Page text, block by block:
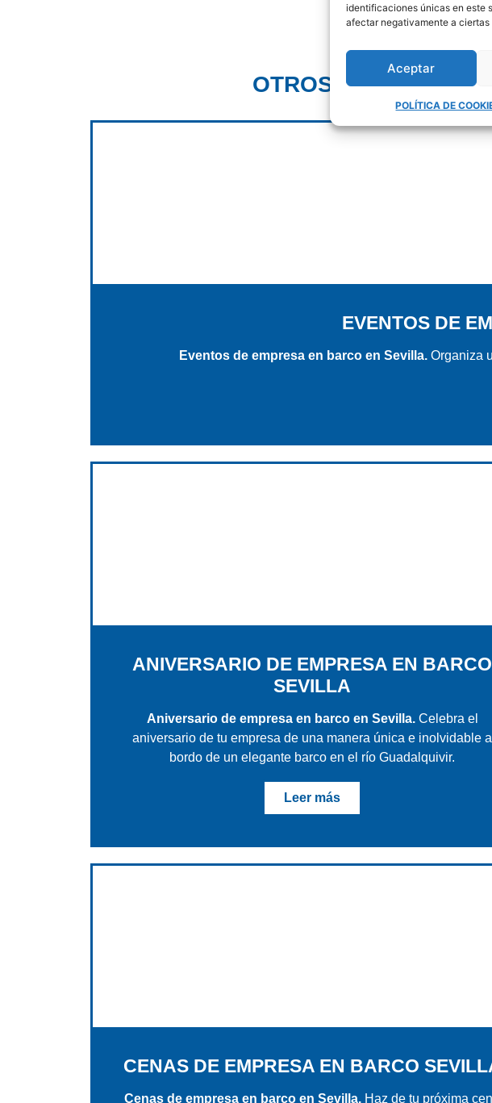
identificaciones únicas en este
afectar negativamente a
Aceptar
POLÍTICA DE
OTROS EVENTOS
EVENTOS DE
Eventos de empresa en barco en Sevilla.Organiza
ANIVERSARIO DE EMPRESA EN BARCO
SEVILLA
Aniversario de empresa en barco en Sevilla.Celebra el
aniversario de tu empresa de una manera única e inolvidable a
bordo de un elegante barco en el río Guadalquivir.
Leer más
CENAS DE EMPRESA EN BARCO
Cenas de empresa en barco en Sevilla. Haz de tu próxima